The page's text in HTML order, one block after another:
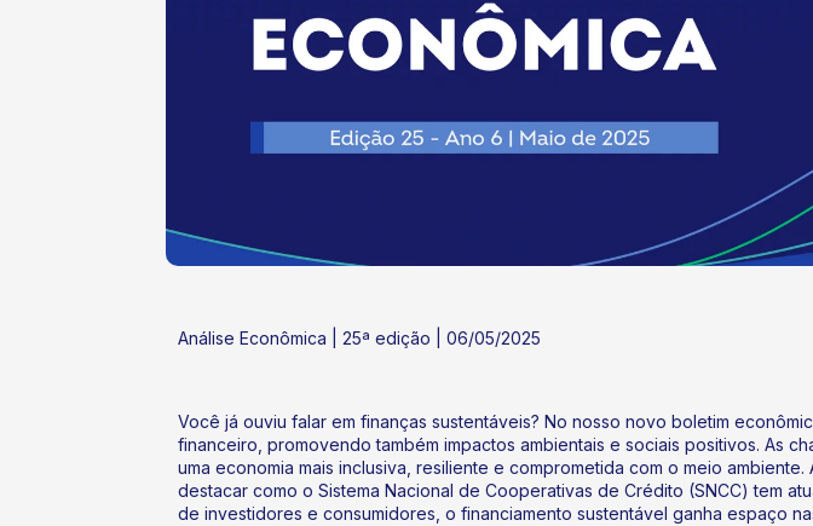
Análise Econômica | 25ª edição | 06/05/2025
Você já ouviu falar em finanças sustentáveis? No nosso novo boletim
financeiro, promovendo também impactos ambientais e sociais positivos. As
uma economia mais inclusiva, resiliente e comprometida com o meio
destacar como o Sistema Nacional de Cooperativas de Crédito (SNCC) tem
de investidores e consumidores, o financiamento sustentável ganha espaço